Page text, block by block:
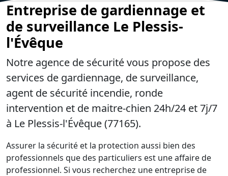
Entreprise de gardiennage et
de surveillance Le Plessis-
l'Évêque
Notre agence de sécurité vous propose des
services de gardiennage, de surveillance,
agent de sécurité incendie, ronde
intervention et de maitre-chien 24h/24 et 7j/7
à Le Plessis-l'Évêque (77165).
Assurer la sécurité et la protection aussi bien des
professionnels que des particuliers est une affaire de
professionnel. Si vous recherchez une entreprise de